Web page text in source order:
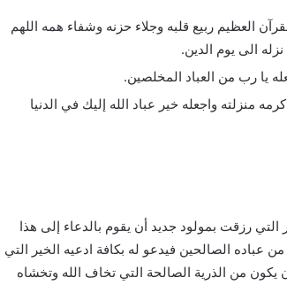
العظيم ربيع قلبه وجلاء حزنه وشفاء همه اللهم
الى يوم الدين.
يا رب من العباد المخلصين.
منزلته واجعله خير عباد الله إليك في الدنيا
رزقت بمولود جديد أن يقوم بالدعاء إلى هذا
عباده الصالحين فيدعو له بكافة ادعيه الخير التي
يكون من الذرية الصالحة التي تخاف الله وتخشاه